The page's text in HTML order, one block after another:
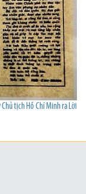
tịch Hồ Chí Minh ra Lời